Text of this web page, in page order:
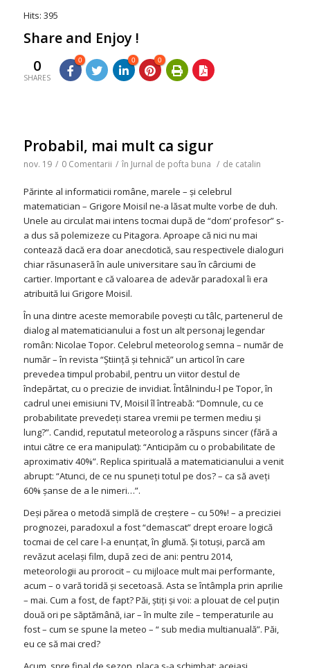
Hits: 395
Share and Enjoy !
0
SHARES
0 0 0
Probabil, mai mult ca sigur
nov. 19 / 0 Comentarii / în Jurnal de pofta buna / de catalin
Părinte al informaticii române, marele – şi celebrul
matematician – Grigore Moisil ne-a lăsat multe vorbe de duh.
Unele au circulat mai intens tocmai după de “dom’ profesor” s-
a dus să polemizeze cu Pitagora. Aproape că nici nu mai
contează dacă era doar anecdotică, sau respectivele dialoguri
chiar răsunaseră în aule universitare sau în cârciumi de
cartier. Important e că valoarea de adevăr paradoxal îi era
atribuită lui Grigore Moisil.
În una dintre aceste memorabile poveşti cu tâlc, partenerul de
dialog al matematicianului a fost un alt personaj legendar
român: Nicolae Topor. Celebrul meteorolog semna – număr de
număr – în revista “Ştiinţă şi tehnică” un articol în care
prevedea timpul probabil, pentru un viitor destul de
îndepărtat, cu o precizie de invidiat. Întâlnindu-l pe Topor, în
cadrul unei emisiuni TV, Moisil îl întreabă: “Domnule, cu ce
probabilitate prevedeţi starea vremii pe termen mediu şi
lung?”. Candid, reputatul meteorolog a răspuns sincer (fără a
intui către ce era manipulat): “Anticipăm cu o probabilitate de
aproximativ 40%”. Replica spirituală a matematicianului a venit
abrupt: “Atunci, de ce nu spuneţi totul pe dos? – ca să aveţi
60% şanse de a le nimeri…”.
Deşi părea o metodă simplă de creştere – cu 50%! – a preciziei
prognozei, paradoxul a fost “demascat” drept eroare logică
tocmai de cel care l-a enunţat, în glumă. Şi totuşi, parcă am
revăzut acelaşi film, după zeci de ani: pentru 2014,
meteorologii au prorocit – cu mijloace mult mai performante,
acum – o vară toridă şi secetoasă. Asta se întâmpla prin aprilie
– mai. Cum a fost, de fapt? Păi, ştiţi şi voi: a plouat de cel puţin
două ori pe săptămână, iar – în multe zile – temperaturile au
fost – cum se spune la meteo – “ sub media multianuală”. Păi,
eu ce să mai cred?